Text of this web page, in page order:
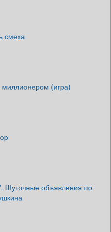
смеха
миллионером (игра)
Шуточные объявления по